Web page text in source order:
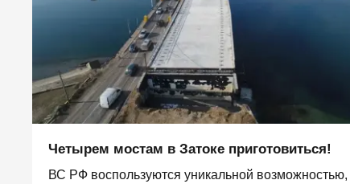
Четырем мостам в Затоке приготовиться!
ВС РФ воспользуются уникальной возможностью,